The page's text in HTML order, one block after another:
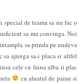
de teama sa nu fac o
sa ma convinga. Noi
sa prinda pe undeva
sa ajunga sa-i placa si altfel
cele cu faina alba ii plac
cu aluatul de paine si